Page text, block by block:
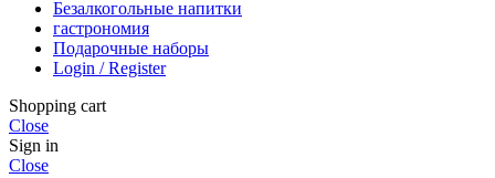
Безалкогольные напитки
гастрономия
Подарочные наборы
Login / Register
Shopping cart
Close
Sign in
Close